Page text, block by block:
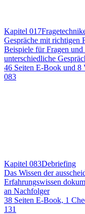
Kapitel 017
Gespräche mit richtigen
Beispiele für Fragen
unterschiedliche
46 Seiten E-Book und 8
083
Kapitel 083Debriefing
Das Wissen der
Erfahrungswissen
an Nachfolger
38 Seiten E-Book, 1
131